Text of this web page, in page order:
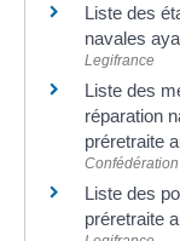
Liste des
navales
Legifrance
Liste des
réparation
préretraite
Liste des
préretraite